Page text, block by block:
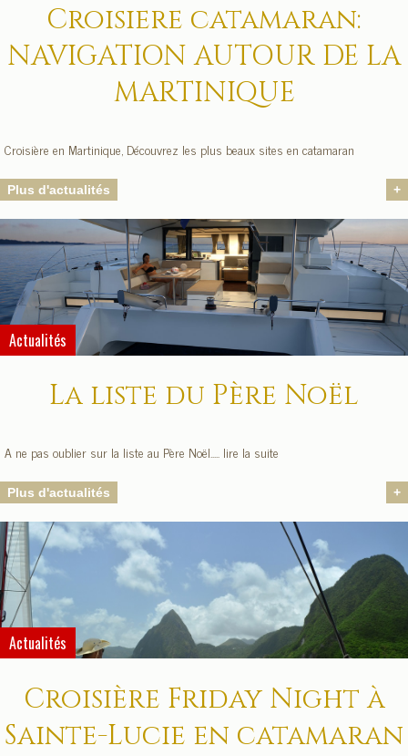
Croisiere catamaran:
NAVIGATION AUTOUR DE LA
MARTINIQUE
Croisière en Martinique, Découvrez les plus beaux sites en catamaran
+
Plus d'actualités
Actualités
La liste du Père Noël
A ne pas oublier sur la liste au Père Noël..... lire la suite
+
Plus d'actualités
Actualités
Croisière Friday Night à
Sainte-Lucie en catamaran